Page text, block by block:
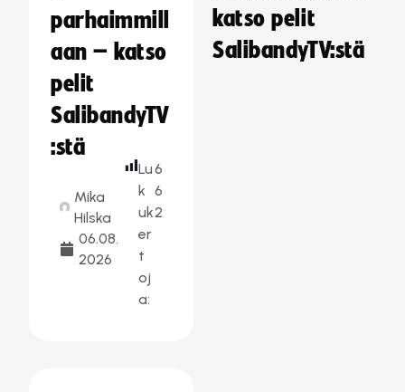
parhaimmill
aan – katso
pelit
SalibandyTV
:stä
Mika
Hilska
06.08.
2026
Lu
k
uk
er
t
oj
a:
6
6
2
katso pelit
SalibandyTV:stä